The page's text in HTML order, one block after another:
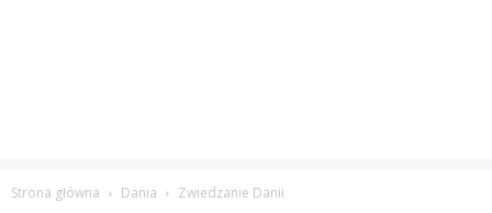
Strona główna Dania Zwiedzanie Danii